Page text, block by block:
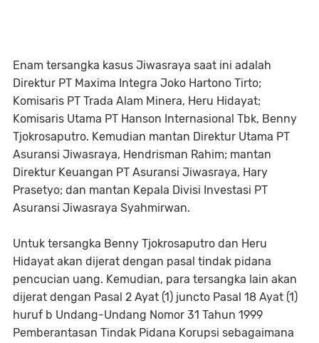
Enam tersangka kasus Jiwasraya saat ini adalah
Direktur PT Maxima Integra Joko Hartono Tirto;
Komisaris PT Trada Alam Minera, Heru Hidayat;
Komisaris Utama PT Hanson Internasional Tbk, Benny
Tjokrosaputro. Kemudian mantan Direktur Utama PT
Asuransi Jiwasraya, Hendrisman Rahim; mantan
Direktur Keuangan PT Asuransi Jiwasraya, Hary
Prasetyo; dan mantan Kepala Divisi Investasi PT
Asuransi Jiwasraya Syahmirwan.
Untuk tersangka Benny Tjokrosaputro dan Heru
Hidayat akan dijerat dengan pasal tindak pidana
pencucian uang. Kemudian, para tersangka lain akan
dijerat dengan Pasal 2 Ayat (1) juncto Pasal 18 Ayat (1)
huruf b Undang-Undang Nomor 31 Tahun 1999
Pemberantasan Tindak Pidana Korupsi sebagaimana